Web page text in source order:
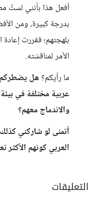
أفعل هذا بأنني لستُ
بدرجة كبيرة، ومن
بلهجتهم؛ فقررت
الأمر لمناقشته.
ما رأيكم؟ هل
عربية مختلفة في
والاندماج معهم؟
أتمنى لو شاركني
العربي كونهم
التعليقات